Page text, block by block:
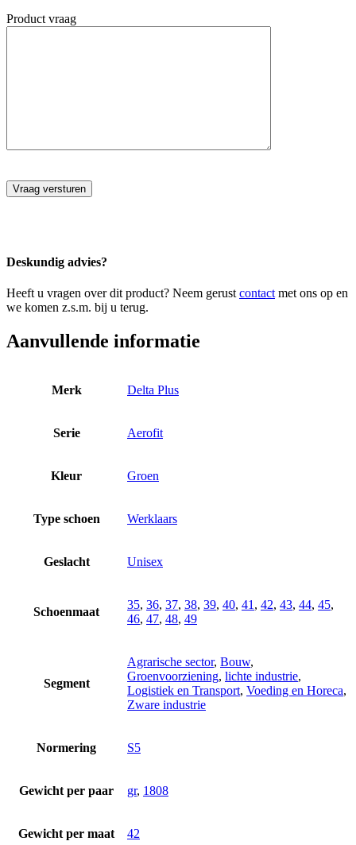
Product vraag
Deskundig advies?
Heeft u vragen over dit product? Neem gerust contact met ons op en
we komen z.s.m. bij u terug.
Aanvullende informatie
Merk Delta Plus
Serie Aerofit
Kleur Groen
Type schoen Werklaars
Geslacht Unisex
Schoenmaat
35, 36, 37, 38, 39, 40, 41 , 42, 43, 44, 45,
46, 47, 48, 49
Segment
Agrarische sector, Bouw,
Groenvoorziening, lichte industrie,
Logistiek en Transport, Voeding en Horeca,
Zware industrie
Normering S5
Gewicht per paar gr, 1808
Gewicht per maat 42